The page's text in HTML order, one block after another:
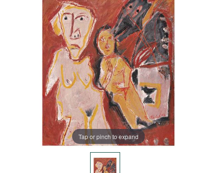
Tap or pinch to expand